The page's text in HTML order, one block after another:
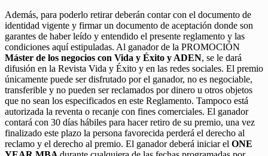
Además, para poderlo retirar deberán contar con el documento de
identidad vigente y firmar un documento de aceptación donde son
garantes de haber leído y entendido el presente reglamento y las
condiciones aquí estipuladas. Al ganador de la PROMOCIÓN
Máster de los negocios con Vida y Éxito y ADEN, se le dará
difusión en la Revista Vida y Éxito y en las redes sociales. El premio
únicamente puede ser disfrutado por el ganador, no es negociable,
transferible y no pueden ser reclamados por dinero u otros objetos
que no sean los especificados en este Reglamento. Tampoco está
autorizada la reventa o recanje con fines comerciales. El ganador
contará con 30 días hábiles para hacer retiro de su premio, una vez
finalizado este plazo la persona favorecida perderá el derecho al
reclamo y el derecho al premio. El ganador deberá iniciar el ONE